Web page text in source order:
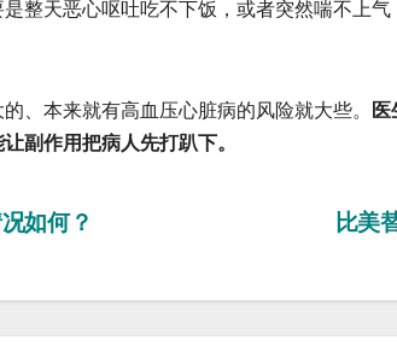
整天恶心呕吐吃不下饭，或者突然喘不上
本来就有高血压心脏病的风险就大些。
副作用把病人先打趴下。
比美
如何？